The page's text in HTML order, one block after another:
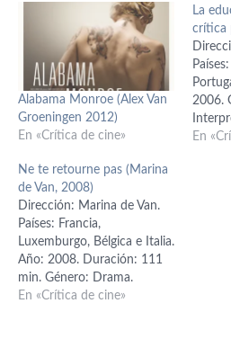
Alabama Monroe (Alex Van
Groeningen 2012)
En «Crítica de cine»
La
crítica
2006.
Darín
En
Ne te retourne pas (Marina
de Van, 2008)
Dirección: Marina de Van.
Países: Francia,
Luxemburgo, Bélgica e Italia.
Año: 2008. Duración: 111
min. Género: Drama.
Interpretación: Sophie
En «Crítica de cine»